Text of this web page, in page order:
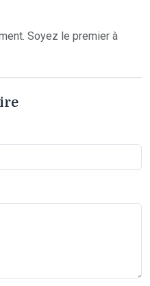
Soyez le premier à